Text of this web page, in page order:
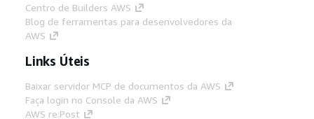
Centro de Builders AWS
Blog de ferramentas para desenvolvedores da
AWS
Links Úteis
Baixar servidor MCP de documentos da AWS
Faça login no Console da AWS
AWS re:Post